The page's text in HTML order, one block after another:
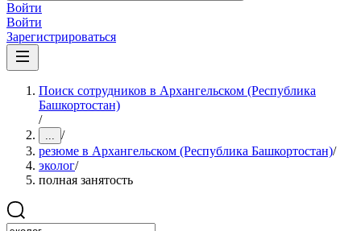
Войти
Войти
Зарегистрироваться
Поиск сотрудников в Архангельском (Республика
Башкортостан)
/
... /
резюме в Архангельском (Республика Башкортостан)/
эколог/
полная занятость